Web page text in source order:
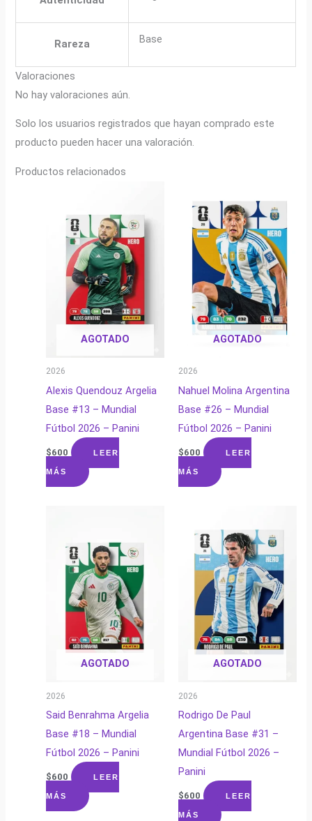
Rareza Base
Valoraciones
No hay valoraciones aún.
Solo los usuarios registrados que hayan comprado este
producto pueden hacer una valoración.
Productos relacionados
AGOTADO
2026
Alexis Quendouz Argelia
Base #13 – Mundial
Fútbol 2026 – Panini
$600 LEER
MÁS
AGOTADO
2026
Nahuel Molina Argentina
Base #26 – Mundial
Fútbol 2026 – Panini
$600 LEER
MÁS
AGOTADO
2026
Said Benrahma Argelia
Base #18 – Mundial
Fútbol 2026 – Panini
$600 LEER
MÁS
AGOTADO
2026
Rodrigo De Paul
Argentina Base #31 –
Mundial Fútbol 2026 –
Panini
$600 LEER
MÁS